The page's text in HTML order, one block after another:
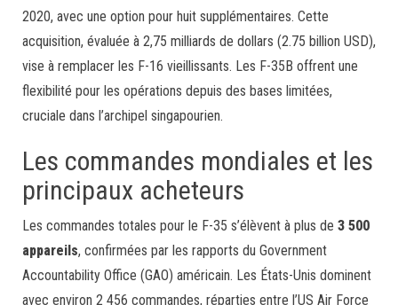
2020, avec une option pour huit supplémentaires. Cette
acquisition, évaluée à 2,75 milliards de dollars (2.75 billion USD),
vise à remplacer les F-16 vieillissants. Les F-35B offrent une
flexibilité pour les opérations depuis des bases limitées,
cruciale dans l’archipel singapourien.
Les commandes mondiales et les
principaux acheteurs
Les commandes totales pour le F-35 s’élèvent à plus de 3 500
appareils, confirmées par les rapports du Government
Accountability Office (GAO) américain. Les États-Unis dominent
avec environ 2 456 commandes, réparties entre l’US Air Force